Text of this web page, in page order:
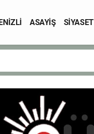
ASAYİŞ SİYASET